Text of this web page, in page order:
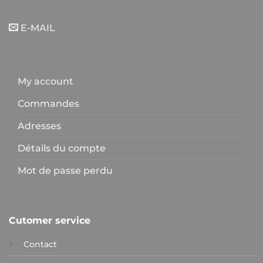
E-MAIL
My account
Commandes
Adresses
Détails du compte
Mot de passe perdu
Cutomer service
Contact